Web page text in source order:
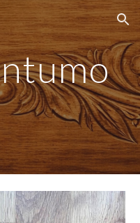
Skip to navigation